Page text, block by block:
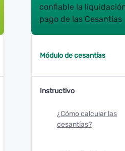
confiable la
pago de las Cesantías
Módulo de cesantías
Instructivo
¿Cómo calcular las
cesantías?